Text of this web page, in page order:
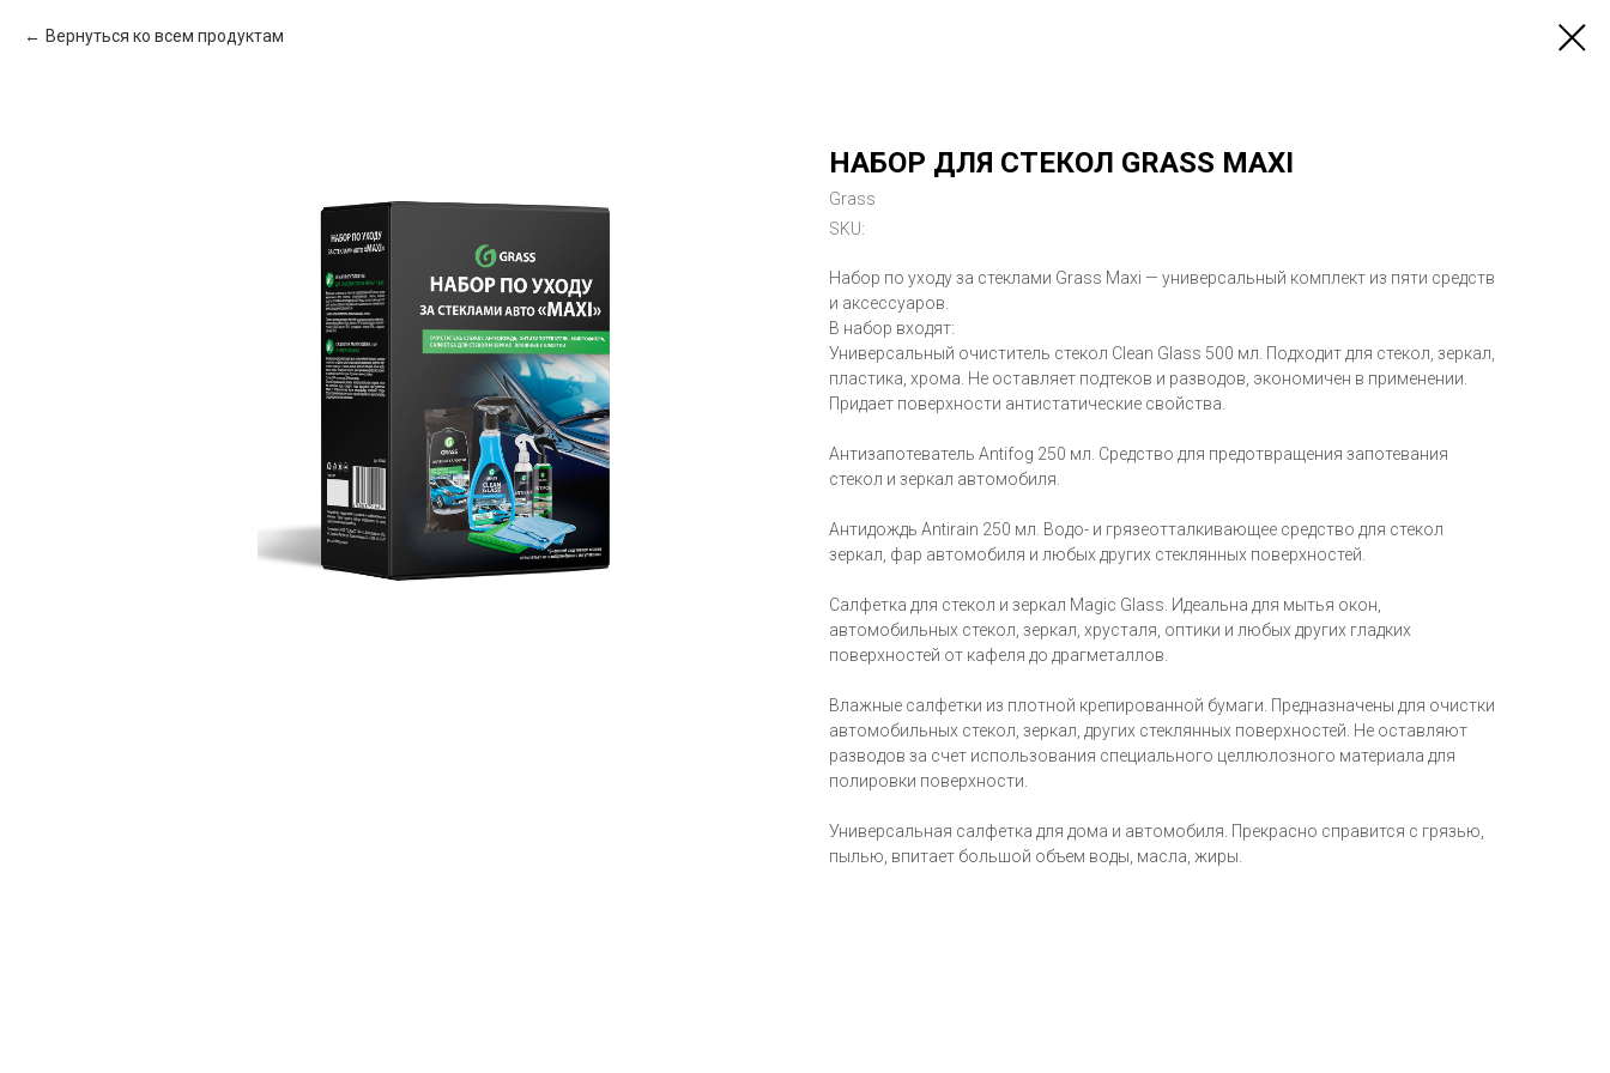
Вернуться ко всем продуктам
НАБОР ДЛЯ СТЕКОЛ GRASS MAXI
Grass
SKU:
Набор по уходу за стеклами Grass Maxi — универсальный комплект из пяти средств
и аксессуаров.
В набор входят:
Универсальный очиститель стекол Clean Glass 500 мл. Подходит для стекол, зеркал,
пластика, хрома. Не оставляет подтеков и разводов, экономичен в применении.
Придает поверхности антистатические свойства.
Антизапотеватель Antifog 250 мл. Средство для предотвращения запотевания
стекол и зеркал автомобиля.
Антидождь Antirain 250 мл. Водо- и грязеотталкивающее средство для стекол
зеркал, фар автомобиля и любых других стеклянных поверхностей.
Салфетка для стекол и зеркал Magic Glass. Идеальна для мытья окон,
автомобильных стекол, зеркал, хрусталя, оптики и любых других гладких
поверхностей от кафеля до драгметаллов.
Влажные салфетки из плотной крепированной бумаги. Предназначены для очистки
автомобильных стекол, зеркал, других стеклянных поверхностей. Не оставляют
разводов за счет использования специального целлюлозного материала для
полировки поверхности.
Универсальная салфетка для дома и автомобиля. Прекрасно справится с грязью,
пылью, впитает большой объем воды, масла, жиры.